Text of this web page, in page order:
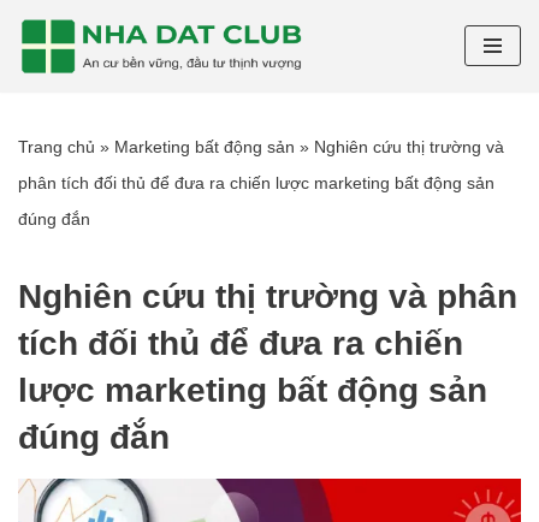
Chuyển
nội
dung
Trang chủ » Marketing bất động sản » Nghiên cứu thị trường và
phân tích đối thủ để đưa ra chiến lược marketing bất động sản
đúng đắn
Nghiên cứu thị trường và phân
tích đối thủ để đưa ra chiến
lược marketing bất động sản
đúng đắn